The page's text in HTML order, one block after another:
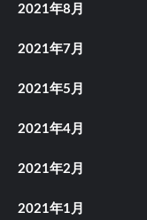
2021年8月
2021年7月
2021年5月
2021年4月
2021年2月
2021年1月